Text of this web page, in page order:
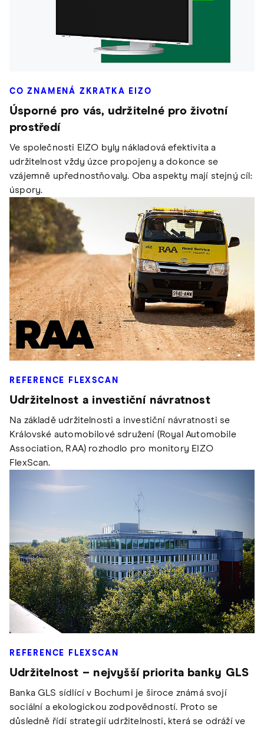
CO ZNAMENÁ ZKRATKA EIZO
Úsporné pro vás, udržitelné pro životní
prostředí
Ve společnosti EIZO byly nákladová efektivita a
udržitelnost vždy úzce propojeny a dokonce se
vzájemně upřednostňovaly. Oba aspekty mají stejný cíl:
úspory.
REFERENCE FLEXSCAN
Udržitelnost a investiční návratnost
Na základě udržitelnosti a investiční návratnosti se
Královské automobilové sdružení (Royal Automobile
Association, RAA) rozhodlo pro monitory EIZO
FlexScan.
REFERENCE FLEXSCAN
Udržitelnost – nejvyšší priorita banky GLS
Banka GLS sídlící v Bochumi je široce známá svojí
sociální a ekologickou zodpovědností. Proto se
důsledně řídí strategií udržitelnosti, která se odráží ve